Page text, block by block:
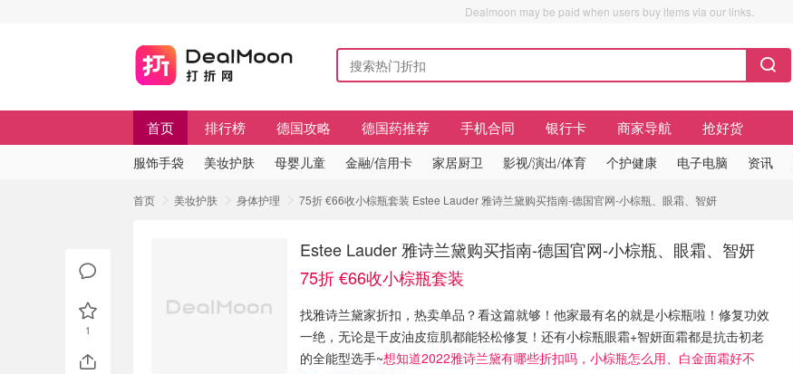
Dealmoon may be paid when users buy items via our links.
首页 排行榜 德国攻略 德国药推荐 手机合同 银行卡 商家导航 抢好货
服饰手袋 美妆护肤 母婴儿童 金融/信用卡 家居厨卫 影视/演出/体育 个护健康 电子电脑 资讯
首页 美妆护肤 身体护理 75折 €66收小棕瓶套装 Estee Lauder 雅诗兰黛购买指南-德国官网-小棕瓶、眼霜、智妍
Estee Lauder 雅诗兰黛购买指南-德国官网-小棕瓶、眼霜、智妍
75折 €66收小棕瓶套装
找雅诗兰黛家折扣，热卖单品？看这篇就够！他家最有名的就是小棕瓶啦！修复功效
一绝，无论是干皮油皮痘肌都能轻松修复！还有小棕瓶眼霜+智妍面霜都是抗击初老
的全能型选手~想知道2022雅诗兰黛有哪些折扣吗，小棕瓶怎么用、白金面霜好不
1